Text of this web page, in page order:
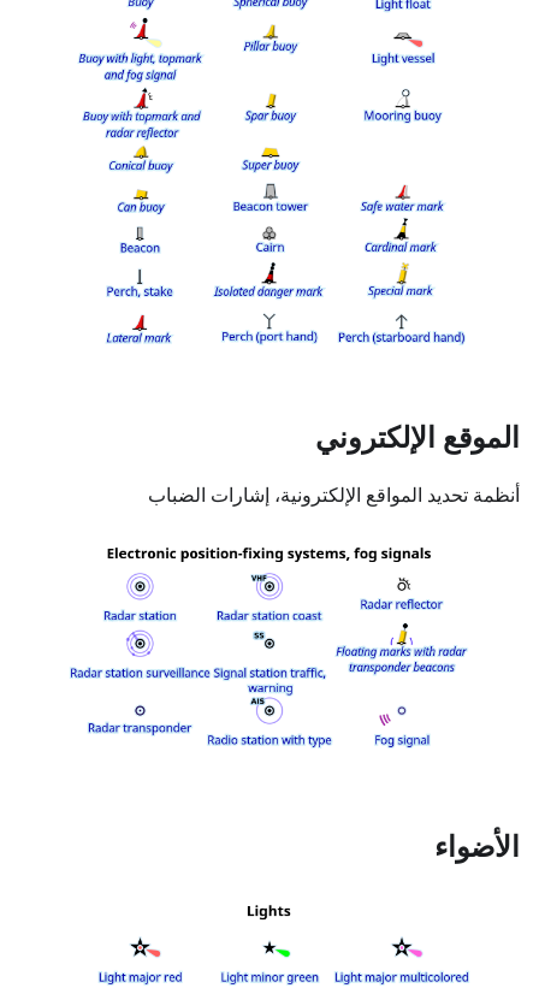
الموقع الإلكتروني
أنظمة تحديد المواقع الإلكترونية، إشارات الضباب
الأضواء